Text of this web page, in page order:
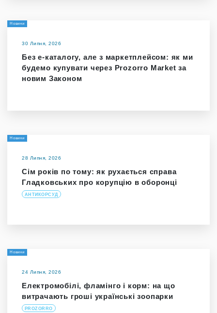
Новини
30 Липня, 2026
Без е-каталогу, але з маркетплейсом: як ми
будемо купувати через Prozorro Market за
новим Законом
Новини
28 Липня, 2026
Сім років по тому: як рухається справа
Гладковських про корупцію в оборонці
АНТИКОРСУД
Новини
24 Липня, 2026
Електромобілі, фламінго і корм: на що
витрачають гроші українські зоопарки
PROZORRO